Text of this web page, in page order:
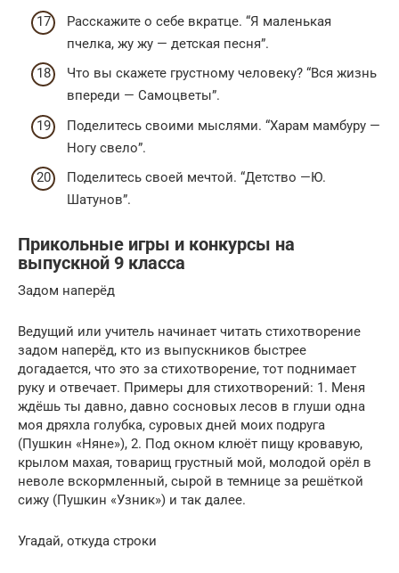
Расскажите о себе вкратце. “Я маленькая
пчелка, жу жу — детская песня”.
Что вы скажете грустному человеку? “Вся жизнь
впереди — Самоцветы”.
Поделитесь своими мыслями. “Харам мамбуру —
Ногу свело”.
Поделитесь своей мечтой. “Детство —Ю.
Шатунов”.
Прикольные игры и конкурсы на
выпускной 9 класса
Задом наперёд
Ведущий или учитель начинает читать стихотворение
задом наперёд, кто из выпускников быстрее
догадается, что это за стихотворение, тот поднимает
руку и отвечает. Примеры для стихотворений: 1. Меня
ждёшь ты давно, давно сосновых лесов в глуши одна
моя дряхла голубка, суровых дней моих подруга
(Пушкин «Няне»), 2. Под окном клюёт пищу кровавую,
крылом махая, товарищ грустный мой, молодой орёл в
неволе вскормленный, сырой в темнице за решёткой
сижу (Пушкин «Узник») и так далее.
Угадай, откуда строки